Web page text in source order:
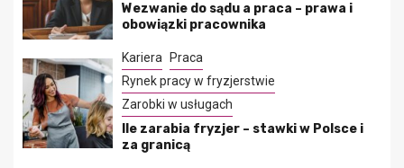
Wezwanie do sądu a praca – prawa i
obowiązki pracownika
Kariera
Praca
Rynek pracy w fryzjerstwie
Zarobki w usługach
Ile zarabia fryzjer – stawki w Polsce i
za granicą